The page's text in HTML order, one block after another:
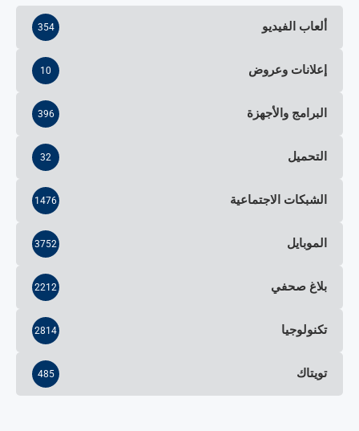
ألعاب الفيديو 354
إعلانات وعروض 10
البرامج والأجهزة 396
التحميل 32
الشبكات الاجتماعية 1476
الموبايل 3752
بلاغ صحفي 2212
تكنولوجيا 2814
تويتاك 485